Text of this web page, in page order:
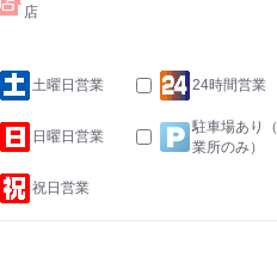
店
土曜日営業 24時間営業
日曜日営業
駐車場あり
業所のみ）
祝日営業